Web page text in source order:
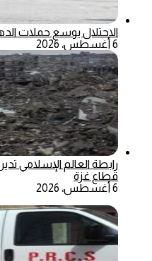
الاحتلال يوسع حملات
6 أغسطس، 2026
رابطة العالم الإسلامي
قطاع غزة
6 أغسطس، 2026